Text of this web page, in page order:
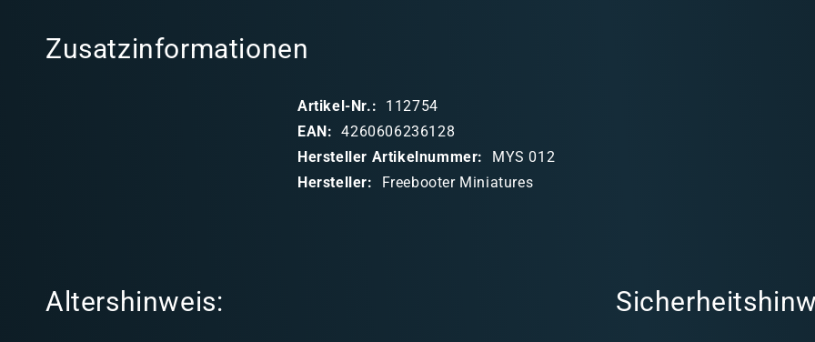
a
n
Zusatzinformationen
Artikel-Nr.:
112754
EAN:
4260606236128
Hersteller Artikelnummer:
MYS 012
Hersteller:
Freebooter Miniatures
Altershinweis: